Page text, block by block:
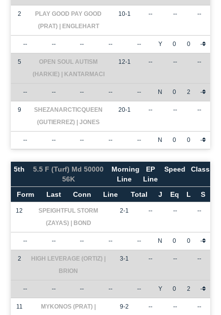
2
PLAY GOOD PAY GOOD
(PRAT) | ENGLEHART
10-1 -- -- --
-- -- -- -- -- Y 0 0 -
5
OPEN SOUL AUTISM
(HARKIE) | KANTARMACI
12-1 -- -- --
-- -- -- -- -- N 0 2 -
9
SHEZANARCTICQUEEN
(GUTIERREZ) | JONES
20-1 -- -- --
-- -- -- -- -- N 0 0 -
5th
5.5 F (Turf) Md 50000
56K
Morning
Line
EP
Line
Speed Class
Form Last Conn Line Total J Eq L S
12
SPEIGHTFUL STORM
(ZAYAS) | BOND
2-1 -- -- --
-- -- -- -- -- N 0 0 -
2
HIGH LEVERAGE (ORTIZ) |
BRION
3-1 -- -- --
-- -- -- -- -- Y 0 2 -
11
MYKONOS (PRAT) |
9-2 -- -- --